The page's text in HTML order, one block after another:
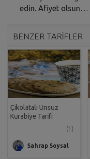
edin. Afiyet olsun…
BENZER TARİFLER
Çikolatalı Unsuz
Kurabiye Tarifi
(1)
Sahrap Soysal